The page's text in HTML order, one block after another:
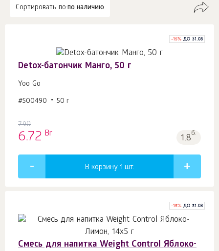
Сортировать по:по наличию
-15% ДО 31.08
Detox-батончик Манго, 50 г
Yoo Gо
#500490 50 г
7.90
6.72 Br 1.8б.
В корзину 1 шт.
-15% ДО 31.08
Смесь для напитка Weight Control Яблоко-